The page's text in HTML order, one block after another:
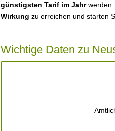
günstigsten Tarif im Jahr
Wirkung zu erreichen und starten
Wichtige Daten zu